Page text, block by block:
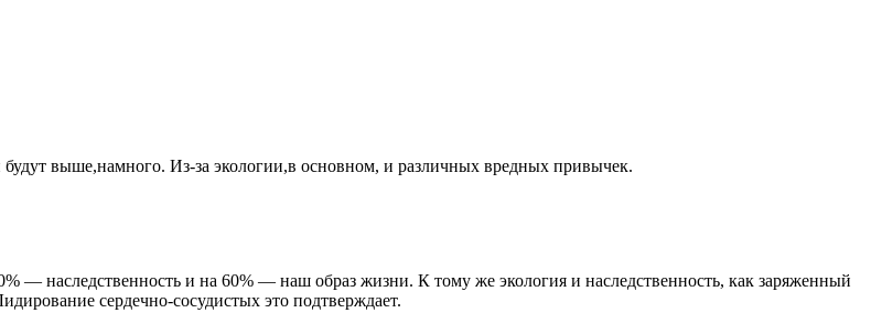
выше,намного. Из-за экологии,в основном, и различных вредных привычек.
— наследственность и на 60% — наш образ жизни. К тому же экология и наследственность, как заряженный
сердечно-сосудистых это подтверждает.